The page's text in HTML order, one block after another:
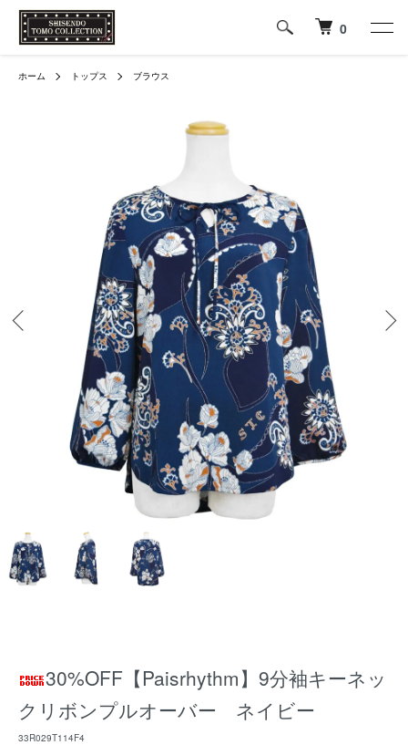
0
ホーム トップス ブラウス
30%OFF【Paisrhythm】9分袖キーネッ
クリボンプルオーバー ネイビー
33R029T114F4